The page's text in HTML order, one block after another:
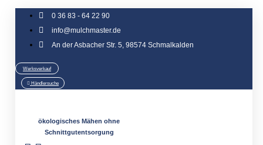
springen
0 36 83 - 64 22 90
info@mulchmaster.de
An der Asbacher Str. 5, 98574 Schmalkalden
Werksverkauf
Händlersuche
ökologisches Mähen ohne
Schnittgutentsorgung